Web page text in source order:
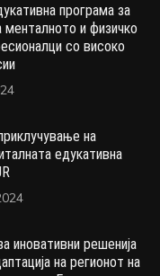
програма за
и физичко
со високо
на
едукативна
иновативни решенија
на регионот на